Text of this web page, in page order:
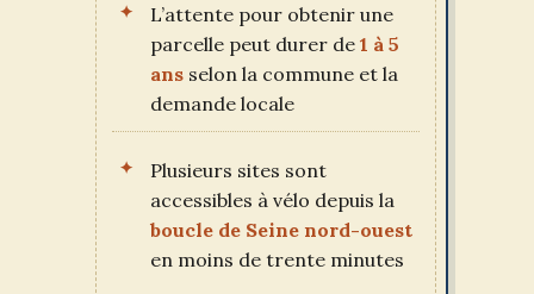
L’attente pour obtenir une
parcelle peut durer de 1 à 5
ans selon la commune et la
demande locale
Plusieurs sites sont
accessibles à vélo depuis la
boucle de Seine nord-ouest
en moins de trente minutes